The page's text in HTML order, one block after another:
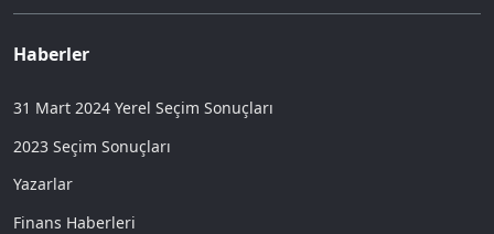
Haberler
31 Mart 2024 Yerel Seçim Sonuçları
2023 Seçim Sonuçları
Yazarlar
Finans Haberleri